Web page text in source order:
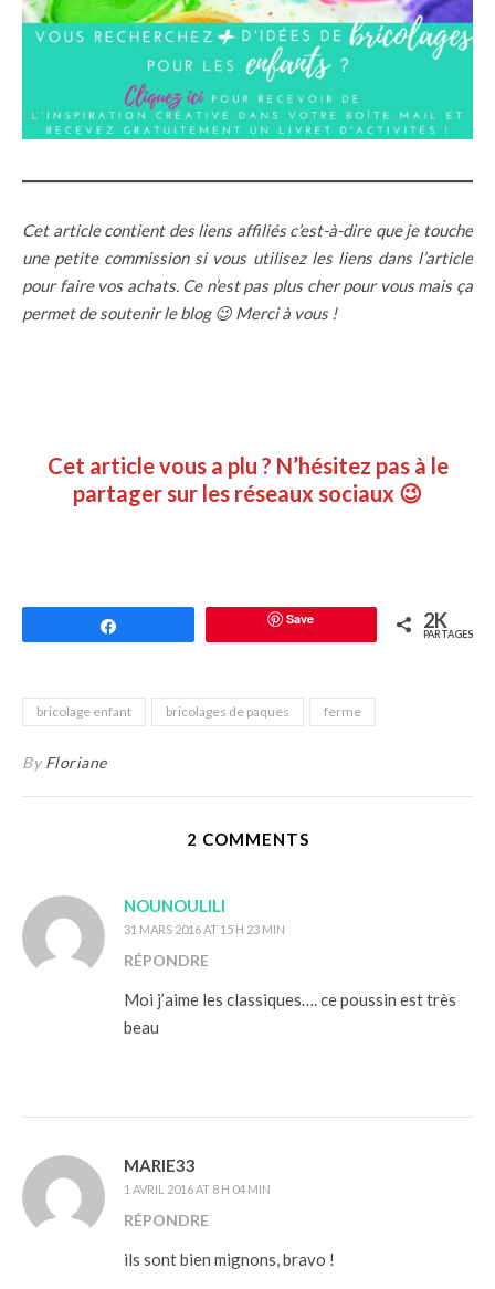
Cet article contient des liens affiliés c’est-à-dire que je touche
une petite commission si vous utilisez les liens dans l’article
pour faire vos achats. Ce n’est pas plus cher pour vous mais ça
permet de soutenir le blog 😉 Merci à vous !
Cet article vous a plu ? N’hésitez pas à le
partager sur les réseaux sociaux 😉
Save 2K
PARTAGES
bricolage enfant bricolages de paques ferme
ByFloriane
2 COMMENTS
NOUNOULILI
31 MARS 2016 AT 15 H 23 MIN
RÉPONDRE
Moi j’aime les classiques…. ce poussin est très
beau
MARIE33
1 AVRIL 2016 AT 8 H 04 MIN
RÉPONDRE
ils sont bien mignons, bravo !